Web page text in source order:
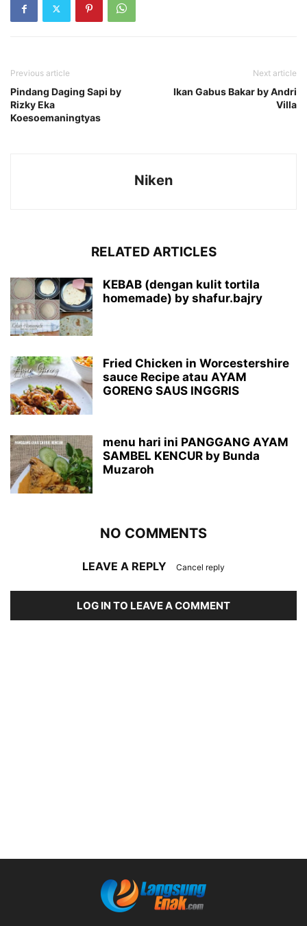
Previous article
Pindang Daging Sapi by
Rizky Eka
Koesoemaningtyas
Next article
Ikan Gabus Bakar by Andri
Villa
Niken
RELATED ARTICLES
KEBAB (dengan kulit tortila
homemade) by shafur.bajry
Fried Chicken in Worcestershire
sauce Recipe atau AYAM
GORENG SAUS INGGRIS
menu hari ini PANGGANG AYAM
SAMBEL KENCUR by Bunda
Muzaroh
NO COMMENTS
LEAVE A REPLY Cancel reply
LOG IN TO LEAVE A COMMENT